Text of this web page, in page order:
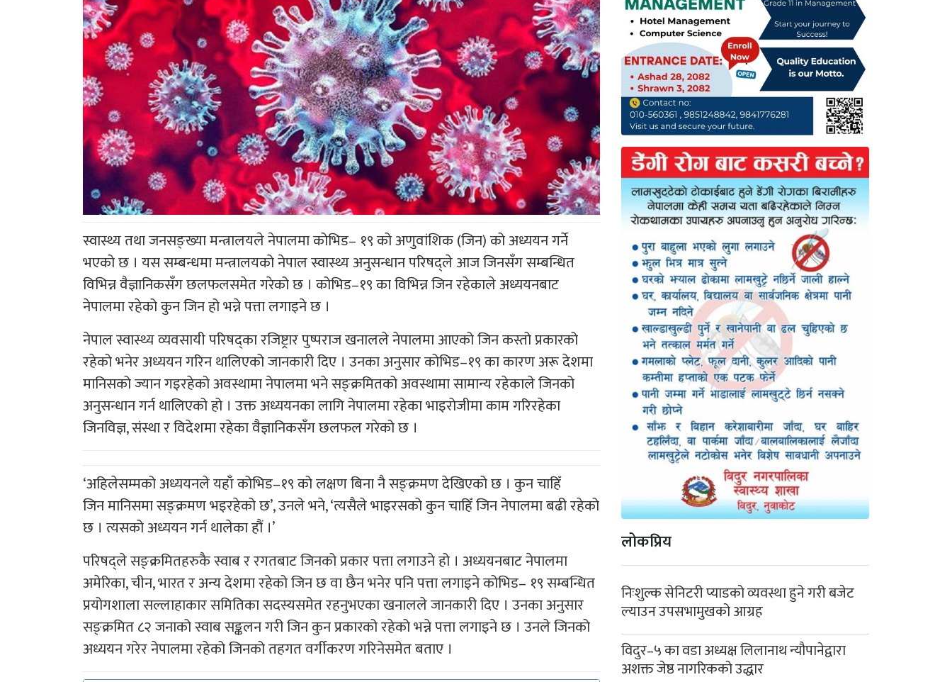
स्वास्थ्य तथा जनसङ्ख्या मन्त्रालयले नेपालमा कोभिड– १९ को अणुवांशिक (जिन) को अध्ययन गर्ने
भएको छ । यस सम्बन्धमा मन्त्रालयको नेपाल स्वास्थ्य अनुसन्धान परिषद्ले आज जिनसँग सम्बन्धित
विभिन्न वैज्ञानिकसँग छलफलसमेत गरेको छ । कोभिड–१९ का विभिन्न जिन रहेकाले अध्ययनबाट
नेपालमा रहेको कुन जिन हो भन्ने पत्ता लगाइने छ ।
नेपाल स्वास्थ्य व्यवसायी परिषद्का रजिष्ट्रार पुष्पराज खनालले नेपालमा आएको जिन कस्तो प्रकारको
रहेको भनेर अध्ययन गरिन थालिएको जानकारी दिए । उनका अनुसार कोभिड–१९ का कारण अरू देशमा
मानिसको ज्यान गइरहेको अवस्थामा नेपालमा भने सङ्क्रमितको अवस्थामा सामान्य रहेकाले जिनको
अनुसन्धान गर्न थालिएको हो । उक्त अध्ययनका लागि नेपालमा रहेका भाइरोजीमा काम गरिरहेका
जिनविज्ञ, संस्था र विदेशमा रहेका वैज्ञानिकसँग छलफल गरेको छ ।
‘अहिलेसम्मको अध्ययनले यहाँ कोभिड–१९ को लक्षण बिना नै सङ्क्रमण देखिएको छ । कुन चाहिँ
जिन मानिसमा सङ्क्रमण भइरहेको छ’, उनले भने, ‘त्यसैले भाइरसको कुन चाहिँ जिन नेपालमा बढी रहेको
छ । त्यसको अध्ययन गर्न थालेका हौं ।’
परिषद्ले सङ्क्रमितहरुकै स्वाब र रगतबाट जिनको प्रकार पत्ता लगाउने हो । अध्ययनबाट नेपालमा
अमेरिका, चीन, भारत र अन्य देशमा रहेको जिन छ वा छैन भनेर पनि पत्ता लगाइने कोभिड– १९ सम्बन्धित
प्रयोगशाला सल्लाहाकार समितिका सदस्यसमेत रहनुभएका खनालले जानकारी दिए । उनका अनुसार
सङ्क्रमित ८२ जनाको स्वाब सङ्कलन गरी जिन कुन प्रकारको रहेको भन्ने पत्ता लगाइने छ । उनले जिनको
अध्ययन गरेर नेपालमा रहेको जिनको तहगत वर्गीकरण गरिनेसमेत बताए ।
लोकप्रिय
निःशुल्क सेनिटरी प्याडको व्यवस्था हुने गरी बजेट
ल्याउन उपसभामुखको आग्रह
विदुर–५ का वडा अध्यक्ष लिलानाथ न्यौपानेद्वारा
अशक्त जेष्ठ नागरिकको उद्धार